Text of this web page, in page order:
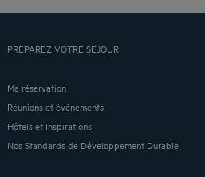
PREPAREZ VOTRE SEJOUR
Ma réservation
Réunions et événements
Hôtels et Inspirations
Nos Standards de Développement Durable